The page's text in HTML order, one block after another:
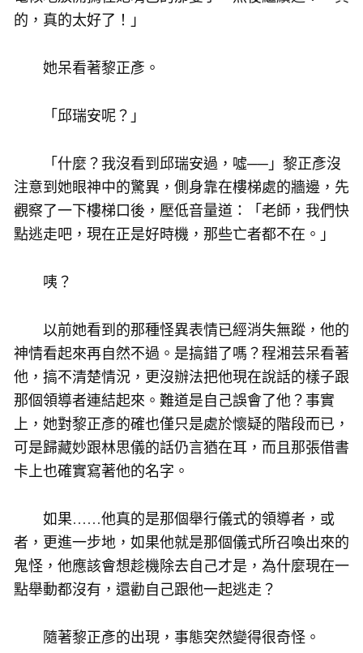
的，真的太好了！」
她呆看著黎正彥。
「邱瑞安呢？」
「什麼？我沒看到邱瑞安過，噓──」黎正彥沒
注意到她眼神中的驚異，側身靠在樓梯處的牆邊，先
觀察了一下樓梯口後，壓低音量道：「老師，我們快
點逃走吧，現在正是好時機，那些亡者都不在。」
咦？
以前她看到的那種怪異表情已經消失無蹤，他的
神情看起來再自然不過。是搞錯了嗎？程湘芸呆看著
他，搞不清楚情況，更沒辦法把他現在說話的樣子跟
那個領導者連結起來。難道是自己誤會了他？事實
上，她對黎正彥的確也僅只是處於懷疑的階段而已，
可是歸藏妙跟林思儀的話仍言猶在耳，而且那張借書
卡上也確實寫著他的名字。
如果……他真的是那個舉行儀式的領導者，或
者，更進一步地，如果他就是那個儀式所召喚出來的
鬼怪，他應該會想趁機除去自己才是，為什麼現在一
點舉動都沒有，還勸自己跟他一起逃走？
隨著黎正彥的出現，事態突然變得很奇怪。